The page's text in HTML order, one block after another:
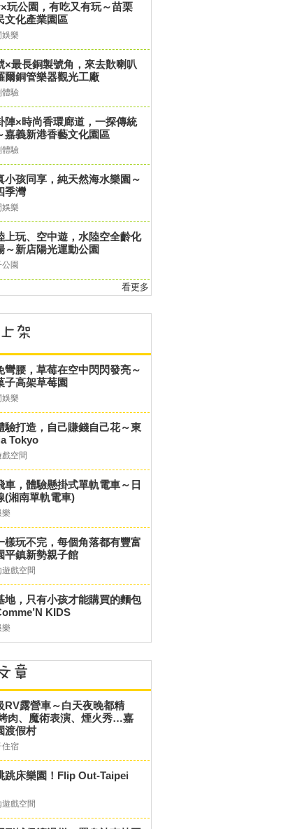
玩公園，有吃又有玩～苗栗
文化產業園區
娛樂
×最長銅製號角，來去歕喇叭
爾銅管樂器觀光工廠
體驗
陣×時尚香環廊道，一探傳統
嘉義新港香藝文化園區
體驗
小孩同享，純天然海水樂園～
季灣
娛樂
上玩、空中遊，水陸空全齡化
～新店陽光運動公園
園
看更多
彎腰，草莓在空中閃閃發亮～
子高架草莓園
娛樂
驗打造，自己賺錢自己花～東
Tokyo
空間
車，體驗懸掛式單軌電車～日
(湘南單軌電車)
樂
樣玩不完，每個角落都有豐富
平鎮新勢親子館
戲空間
地，只有小孩才能購買的麵包
KIDS
樂
RV露營車～白天夜晚都精
肉、魔術表演、煙火秀…嘉
渡假村
住宿
跳床樂園！Flip Out-Taipei
戲空間